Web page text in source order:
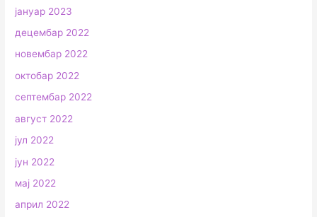
јануар 2023
децембар 2022
новембар 2022
октобар 2022
септембар 2022
август 2022
јул 2022
јун 2022
мај 2022
април 2022